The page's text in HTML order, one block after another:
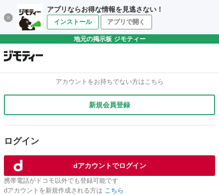
アプリならお得な情報を見逃さない！
インストール アプリで開く
地元の掲示板 ジモティー
アカウントをお持ちでない方はこちら
新規会員登録
ログイン
dアカウントでログイン
携帯電話がドコモ以外でも登録可能です
dアカウントを新規作成される方は こちら